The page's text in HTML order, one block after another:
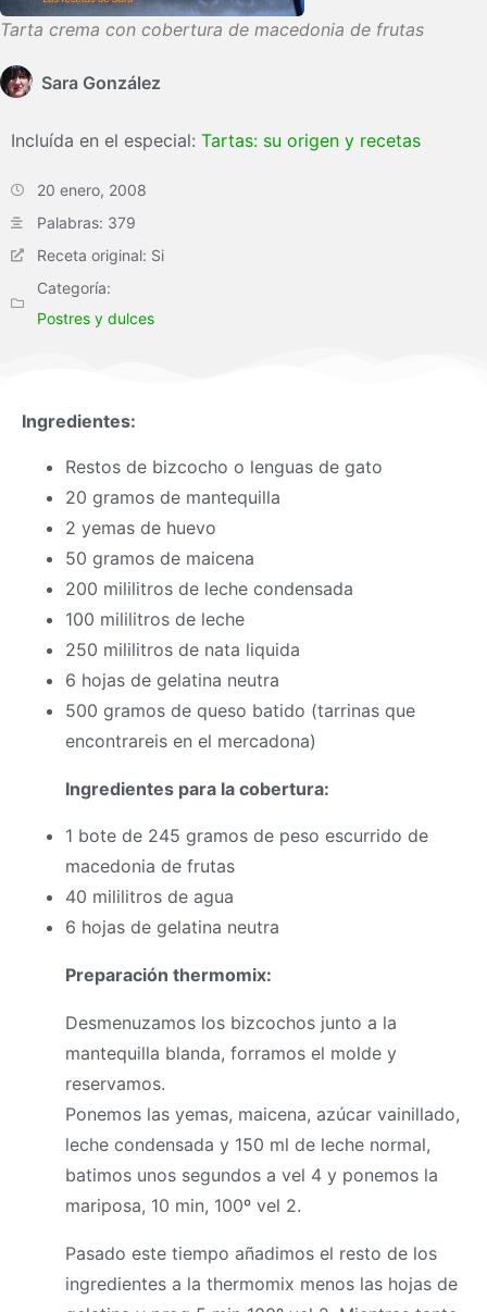
Tarta crema con cobertura de macedonia de frutas
Sara González
Incluída en el especial: Tartas: su origen y recetas
20 enero, 2008
Palabras: 379
Receta original: Si
Categoría:
Postres y dulces
Ingredientes:
Restos de bizcocho o lenguas de gato
20 gramos de mantequilla
2 yemas de huevo
50 gramos de maicena
200 mililitros de leche condensada
100 mililitros de leche
250 mililitros de nata liquida
6 hojas de gelatina neutra
500 gramos de queso batido (tarrinas que
encontrareis en el mercadona)
Ingredientes para la cobertura:
1 bote de 245 gramos de peso escurrido de
macedonia de frutas
40 mililitros de agua
6 hojas de gelatina neutra
Preparación thermomix:
Desmenuzamos los bizcochos junto a la
mantequilla blanda, forramos el molde y
reservamos.
Ponemos las yemas, maicena, azúcar vainillado,
leche condensada y 150 ml de leche normal,
batimos unos segundos a vel 4 y ponemos la
mariposa, 10 min, 100º vel 2.
Pasado este tiempo añadimos el resto de los
ingredientes a la thermomix menos las hojas de